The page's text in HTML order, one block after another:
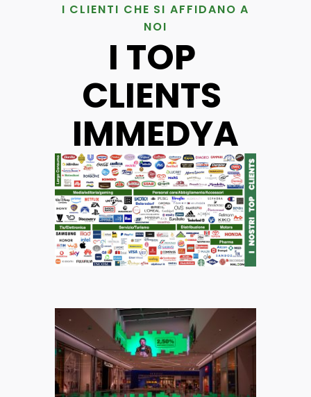
I CLIENTI CHE SI AFFIDANO A
NOI
I TOP
CLIENTS
IMMEDYA